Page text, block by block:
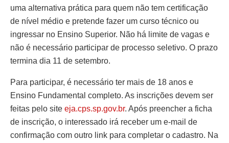
uma alternativa prática para quem não tem certificação
de nível médio e pretende fazer um curso técnico ou
ingressar no Ensino Superior. Não há limite de vagas e
não é necessário participar de processo seletivo. O prazo
termina dia 11 de setembro.
Para participar, é necessário ter mais de 18 anos e
Ensino Fundamental completo. As inscrições devem ser
feitas pelo site eja.cps.sp.gov.br. Após preencher a ficha
de inscrição, o interessado irá receber um e-mail de
confirmação com outro link para completar o cadastro. Na